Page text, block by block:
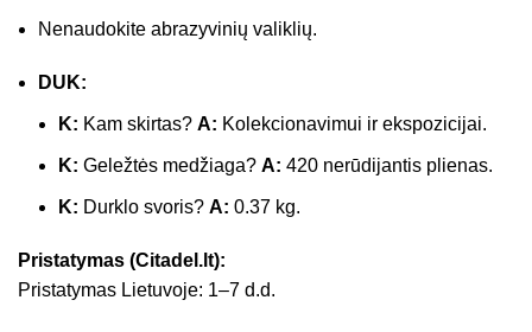
Nenaudokite abrazyvinių valiklių.
DUK:
K: Kam skirtas? A: Kolekcionavimui ir ekspozicijai.
K: Geležtės medžiaga? A: 420 nerūdijantis plienas.
K: Durklo svoris? A: 0.37 kg.
Pristatymas (Citadel.lt):
Pristatymas Lietuvoje: 1–7 d.d.